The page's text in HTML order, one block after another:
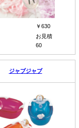
￥630
お見積
60
ジャブジャブ